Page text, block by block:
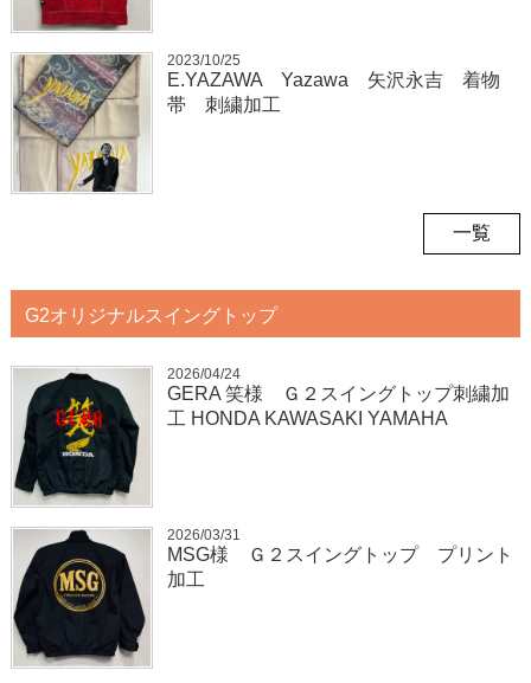
2023/10/25
E.YAZAWA Yazawa 矢沢永吉 着物
帯 刺繍加工
一覧
G2オリジナルスイングトップ
2026/04/24
GERA 笑様 Ｇ２スイングトップ刺繍加
工 HONDA KAWASAKI YAMAHA
2026/03/31
MSG様 Ｇ２スイングトップ プリント
加工